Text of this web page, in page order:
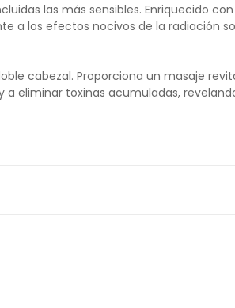
las más sensibles. Enriquecido
los efectos nocivos de la radiación
cabezal. Proporciona un masaje
eliminar toxinas acumuladas,